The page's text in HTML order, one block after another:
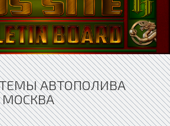
АВТОПОЛИВА